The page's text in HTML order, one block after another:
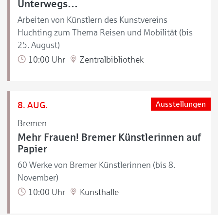
Unterwegs…
Arbeiten von Künstlern des Kunstvereins
Huchting zum Thema Reisen und Mobilität (bis
25. August)
10:00 Uhr
Zentralbibliothek
8. AUG.
Bremen
Ausstellungen
Mehr Frauen! Bremer Künstlerinnen auf
Papier
60 Werke von Bremer Künstlerinnen (bis 8.
November)
10:00 Uhr
Kunsthalle